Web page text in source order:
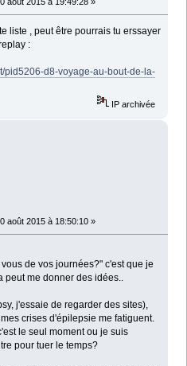
liste , peut être pourrais tu erssayer
:
pid5206-d8-voyage-au-bout-de-la-
IP archivée
août 2015 à 18:50:10 »
de vos journées?" c'est que je
peut me donner des idées..
j'essaie de regarder des sites),
crises d'épilepsie me fatiguent.
le seul moment ou je suis
pour tuer le temps?